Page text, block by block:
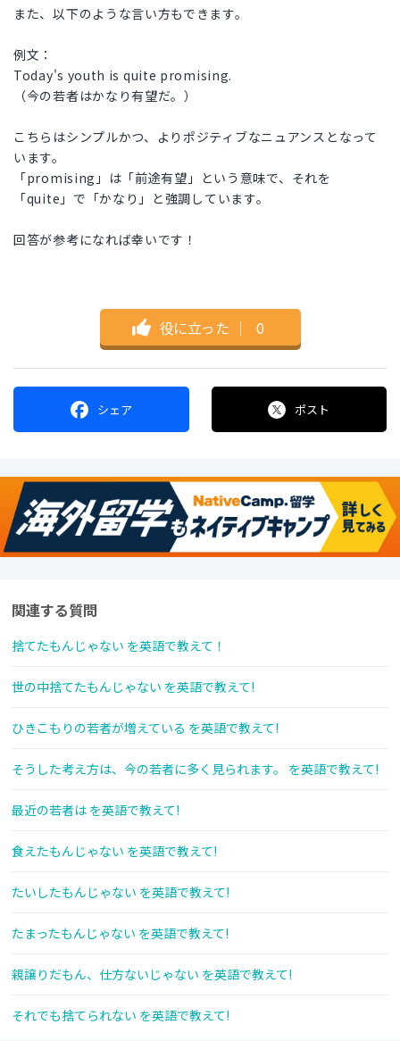
また、以下のような言い方もできます。
例文：
Today's youth is quite promising.
（今の若者はかなり有望だ。）
こちらはシンプルかつ、よりポジティブなニュアンスとなって
います。
「promising」は「前途有望」という意味で、それを
「quite」で「かなり」と強調しています。
回答が参考になれば幸いです！
役に立った ｜ 0
シェア ポスト
関連する質問
捨てたもんじゃない を英語で教えて！
世の中捨てたもんじゃない を英語で教えて!
ひきこもりの若者が増えている を英語で教えて!
そうした考え方は、今の若者に多く見られます。 を英語で教えて!
最近の若者は を英語で教えて!
食えたもんじゃない を英語で教えて!
たいしたもんじゃない を英語で教えて!
たまったもんじゃない を英語で教えて!
親譲りだもん、仕方ないじゃない を英語で教えて!
それでも捨てられない を英語で教えて!